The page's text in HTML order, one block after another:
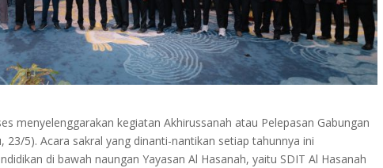
menyelenggarakan kegiatan Akhirussanah atau Pelepasan Gabungan
23/5). Acara sakral yang dinanti-nantikan setiap tahunnya ini
di bawah naungan Yayasan Al Hasanah, yaitu SDIT Al Hasanah